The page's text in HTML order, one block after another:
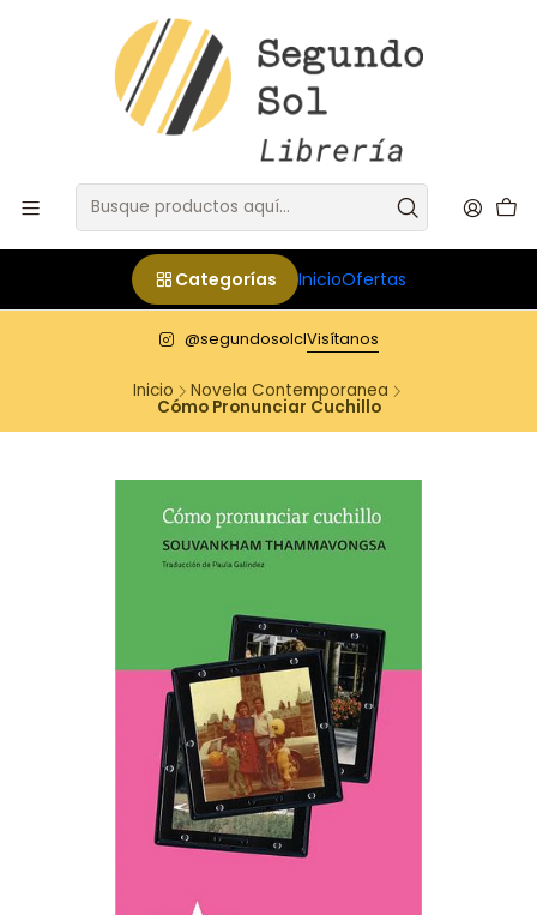
Categorías InicioOfertas
@segundosolclVisítanos
Inicio Novela Contemporanea
Cómo Pronunciar Cuchillo